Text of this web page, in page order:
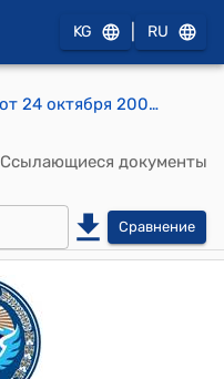
KG RU
Указ Президента КР от 24 октября 2005 года УП № 481 "О присвоении Тохтоходжаеву А.Р. дипломатического ранга"
Ссылающиеся документы
Сравнение